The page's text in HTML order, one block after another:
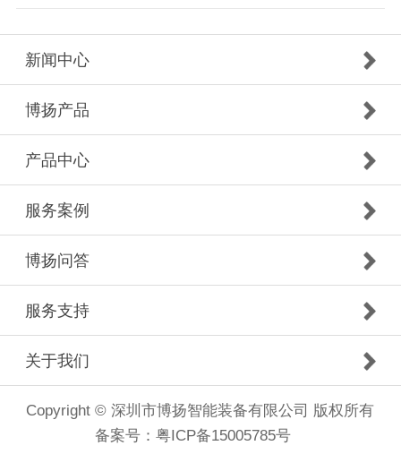
新闻中心
博扬产品
产品中心
服务案例
博扬问答
服务支持
关于我们
Copyright © 深圳市博扬智能装备有限公司 版权所有
备案号： 粤ICP备15005785号